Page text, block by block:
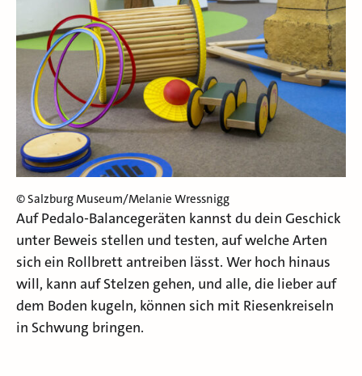
© Salzburg Museum/Melanie Wressnigg
Auf Pedalo-Balancegeräten kannst du dein Geschick
unter Beweis stellen und testen, auf welche Arten
sich ein Rollbrett antreiben lässt. Wer hoch hinaus
will, kann auf Stelzen gehen, und alle, die lieber auf
dem Boden kugeln, können sich mit Riesenkreiseln
in Schwung bringen.